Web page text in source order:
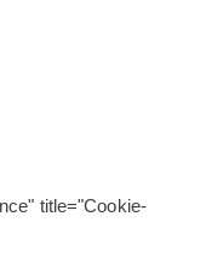
title="Cookie-